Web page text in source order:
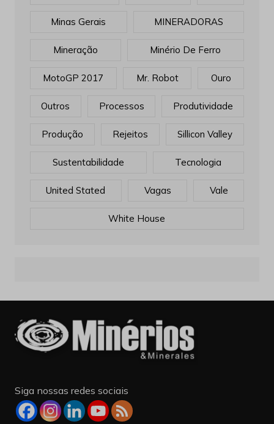
Minas Gerais MINERADORAS
Mineração Minério De Ferro
MotoGP 2017 Mr. Robot Ouro
Outros Processos Produtividade
Produção Rejeitos Sillicon Valley
Sustentabilidade Tecnologia
United Stated Vagas Vale
White House
Siga nossas redes sociais